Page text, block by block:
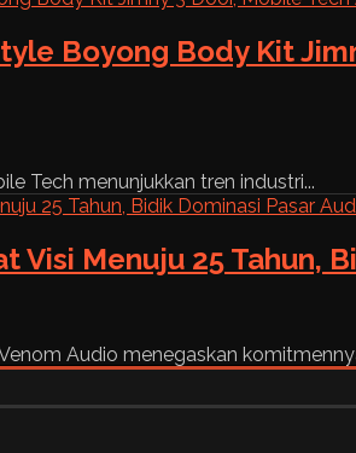
Boyong Body Kit
Tech menunjukkan tren industri...
Visi Menuju 25
Audio menegaskan